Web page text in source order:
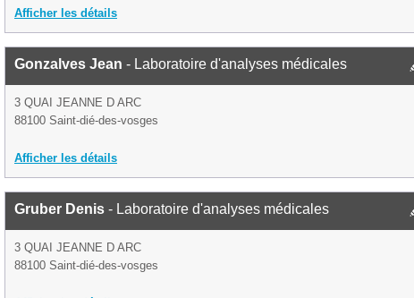
Afficher les détails
Gonzalves Jean - Laboratoire d'analyses médicales
3 QUAI JEANNE D ARC
88100 Saint-dié-des-vosges
Afficher les détails
Gruber Denis - Laboratoire d'analyses médicales
3 QUAI JEANNE D ARC
88100 Saint-dié-des-vosges